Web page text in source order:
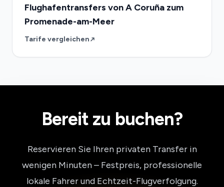
Flughafentransfers von A Coruña zum
Promenade-am-Meer
Tarife vergleichen
Bereit zu buchen?
Reservieren Sie Ihren privaten Transfer in
wenigen Minuten – Festpreis, professionelle
lokale Fahrer und Echtzeit-Flugverfolgung.